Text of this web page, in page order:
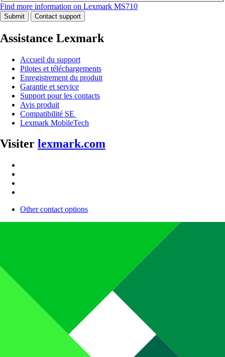
Find more information on Lexmark MS710
Submit Contact support
Assistance Lexmark
Accueil du support
Pilotes et téléchargements
Enregistrement du produit
Garantie et service
Support pour les contacts
Avis produit
Compatibilité SE
Lexmark MobileTech
Visiter lexmark.com
Other contact options